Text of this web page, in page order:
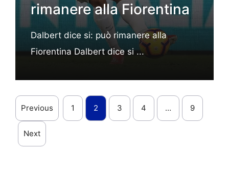
rimanere alla Fiorentina
Dalbert dice si: può rimanere alla
Fiorentina Dalbert dice si ...
Previous 1 2 3 4 … 9
Next